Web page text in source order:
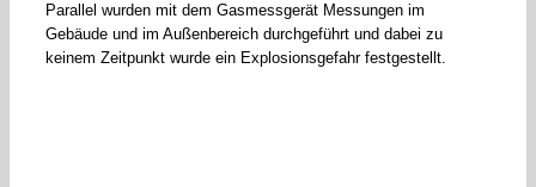
Parallel wurden mit dem Gasmessgerät Messungen im
Gebäude und im Außenbereich durchgeführt und dabei zu
keinem Zeitpunkt wurde ein Explosionsgefahr festgestellt.